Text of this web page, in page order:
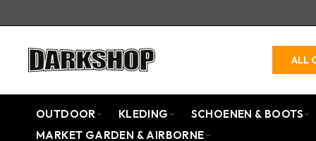
ALL
OUTDOOR KLEDING
SCHOENEN & BOOTS
MARKET GARDEN & AIRBORNE